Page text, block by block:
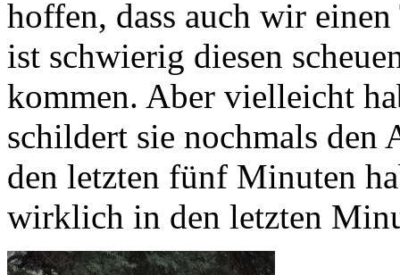
hoffen, dass auch wir
ist schwierig diesen
kommen. Aber vielleicht
schildert sie nochmals den
den letzten fünf Minuten
wirklich in den letzten